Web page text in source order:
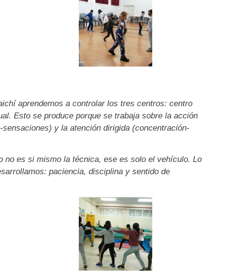
aprendemos a controlar los tres centros: centro
Esto se produce porque se trabaja sobre la acción
y la atención dirigida (concentración-
no es si mismo la técnica, ese es solo el vehículo. Lo
paciencia, disciplina y sentido de